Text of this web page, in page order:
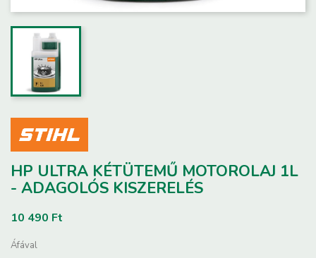
HP ULTRA KÉTÜTEMŰ MOTOROLAJ 1L
- ADAGOLÓS KISZERELÉS
10 490 Ft
Áfával